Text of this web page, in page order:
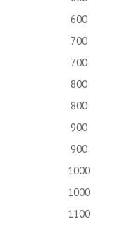
600
700
700
800
800
900
900
1000
1000
1100